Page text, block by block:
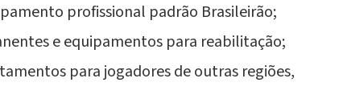
profissional padrão Brasileirão;
e equipamentos para reabilitação;
para jogadores de outras regiões,